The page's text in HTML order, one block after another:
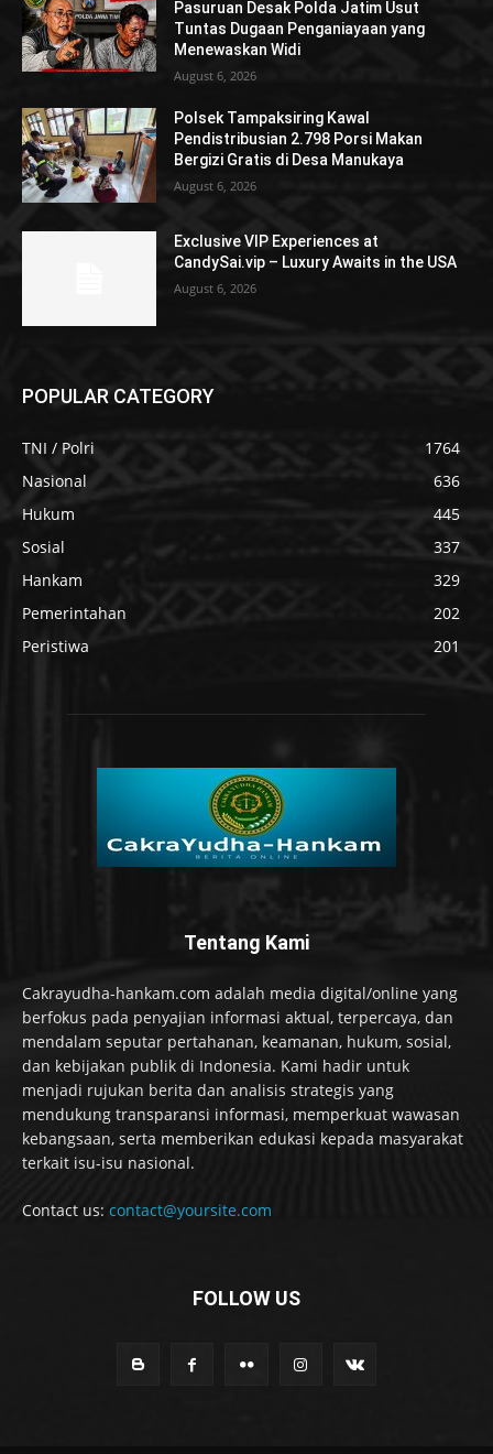
Pasuruan Desak Polda Jatim Usut
Tuntas Dugaan Penganiayaan yang
Menewaskan Widi
August 6, 2026
Polsek Tampaksiring Kawal
Pendistribusian 2.798 Porsi Makan
Bergizi Gratis di Desa Manukaya
August 6, 2026
Exclusive VIP Experiences at
CandySai.vip – Luxury Awaits in the USA
August 6, 2026
POPULAR CATEGORY
TNI / Polri
1764
Nasional
636
Hukum
445
Sosial
337
Hankam
329
Pemerintahan
202
Peristiwa
201
Tentang Kami
Cakrayudha-hankam.com adalah media digital/online yang
berfokus pada penyajian informasi aktual, terpercaya, dan
mendalam seputar pertahanan, keamanan, hukum, sosial,
dan kebijakan publik di Indonesia. Kami hadir untuk
menjadi rujukan berita dan analisis strategis yang
mendukung transparansi informasi, memperkuat wawasan
kebangsaan, serta memberikan edukasi kepada masyarakat
terkait isu-isu nasional.
Contact us: contact@yoursite.com
FOLLOW US